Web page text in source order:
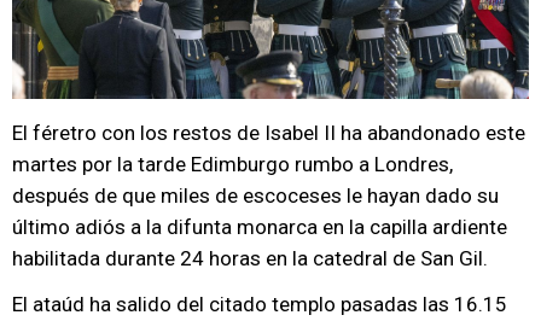
El féretro con los restos de Isabel II ha abandonado este
martes por la tarde Edimburgo rumbo a Londres,
después de que miles de escoceses le hayan dado su
último adiós a la difunta monarca en la capilla ardiente
habilitada durante 24 horas en la catedral de San Gil.
El ataúd ha salido del citado templo pasadas las 16.15